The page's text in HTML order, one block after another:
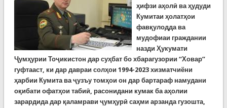
ҳифзи аҳолӣ ва ҳудуди
Кумитаи ҳолатҳои
фавқулодда ва
мудофиаи граждании
назди Ҳукумати
Ҷумҳурии Тоҷикистон дар суҳбат бо хбарагузории “Ховар”
гуфтааст, ки дар давраи солҳои 1994-2023 хизматчиёни
ҳарбии Кумита ва ҷузъу томҳои он дар бартараф намудани
оқибати офатҳои табиӣ, расонидани кумак ба аҳолии
зарардида дар қаламрави ҷумҳурӣ саҳми арзанда гузошта,